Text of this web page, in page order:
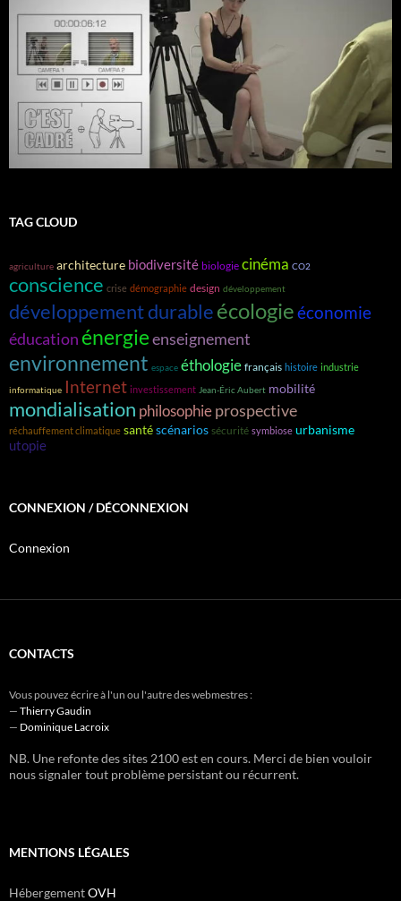
TAG CLOUD
agriculture architecture biodiversité biologie cinéma CO2
conscience crise démographie design développement
développement durableécologieéconomie
éducationénergieenseignement
environnement espace éthologie français histoire industrie
informatique Internet investissement Jean-Éric Aubert mobilité
mondialisation philosophieprospective
réchauffement climatique santéscénarios sécurité symbiose urbanisme
utopie
CONNEXION / DÉCONNEXION
Connexion
CONTACTS
Vous pouvez écrire à l'un ou l'autre des webmestres :
— Thierry Gaudin
— Dominique Lacroix
NB. Une refonte des sites 2100 est en cours. Merci de bien vouloir
nous signaler tout problème persistant ou récurrent.
MENTIONS LÉGALES
HébergementOVH